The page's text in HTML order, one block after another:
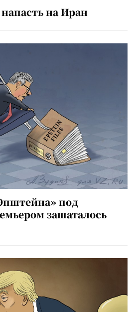
на Иран
под
зашаталось